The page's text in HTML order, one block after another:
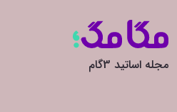
مجله اساتید 3گام